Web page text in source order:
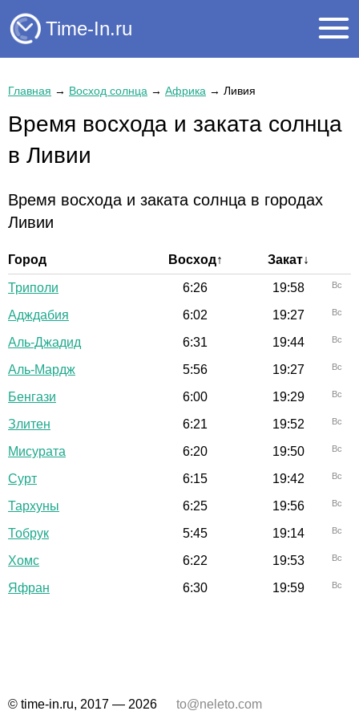
Time-In.ru
Главная → Восход солнца → Африка → Ливия
Время восхода и заката солнца
в Ливии
Время восхода и заката солнца в городах
Ливии
Город Восход↑ Закат↓
Триполи 6:26 19:58 Вс
Адждабия 6:02 19:27 Вс
Аль-Джадид 6:31 19:44 Вс
Аль-Мардж 5:56 19:27 Вс
Бенгази 6:00 19:29 Вс
Злитен 6:21 19:52 Вс
Мисурата 6:20 19:50 Вс
Сурт 6:15 19:42 Вс
Тархуны 6:25 19:56 Вс
Тобрук 5:45 19:14 Вс
Хомс 6:22 19:53 Вс
Яфран 6:30 19:59 Вс
© time-in.ru, 2017 — 2026 to@neleto.com